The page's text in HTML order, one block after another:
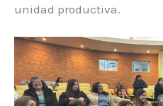
unidad productiva.